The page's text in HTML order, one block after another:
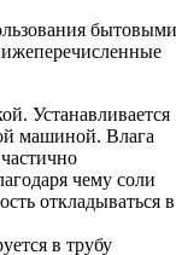
бытовыми
Устанавливается
машиной. Влага
чему соли
откладываться в
в трубу